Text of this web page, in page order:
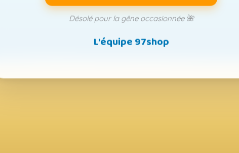
Désolé pour la gêne occasionnée 🌺
L'équipe 97shop